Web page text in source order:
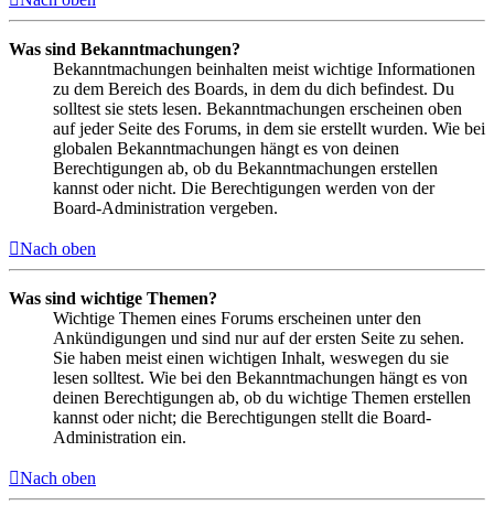
Was sind Bekanntmachungen?
Bekanntmachungen beinhalten meist wichtige Informationen
zu dem Bereich des Boards, in dem du dich befindest. Du
solltest sie stets lesen. Bekanntmachungen erscheinen oben
auf jeder Seite des Forums, in dem sie erstellt wurden. Wie bei
globalen Bekanntmachungen hängt es von deinen
Berechtigungen ab, ob du Bekanntmachungen erstellen
kannst oder nicht. Die Berechtigungen werden von der
Board-Administration vergeben.
Nach oben
Was sind wichtige Themen?
Wichtige Themen eines Forums erscheinen unter den
Ankündigungen und sind nur auf der ersten Seite zu sehen.
Sie haben meist einen wichtigen Inhalt, weswegen du sie
lesen solltest. Wie bei den Bekanntmachungen hängt es von
deinen Berechtigungen ab, ob du wichtige Themen erstellen
kannst oder nicht; die Berechtigungen stellt die Board-
Administration ein.
Nach oben